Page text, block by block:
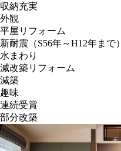
収納充実
外観
平屋リフォーム
新耐震（S56年～H12年まで）
水まわり
減改築リフォーム
減築
趣味
連続受賞
部分改築